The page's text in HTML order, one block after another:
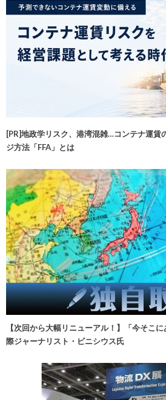
[PR]地政学リスク、港湾混雑…コンテナ運賃
ジ方法「FFA」とは
【次回から大幅リニューアル！】「今そこ
際ジャーナリスト・ビニシウス氏